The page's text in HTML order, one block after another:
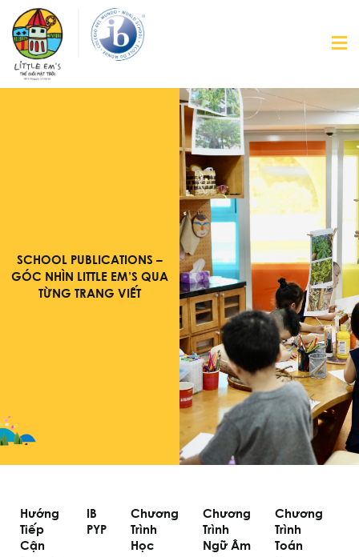
SCHOOL PUBLICATIONS –
GÓC NHÌN LITTLE EM’S QUA
TỪNG TRANG VIẾT
Hướng
Tiếp
Cận
IB
PYP
Chương
Trình
Học
Chương
Trình
Ngữ Âm
Chương
Trình
Toán